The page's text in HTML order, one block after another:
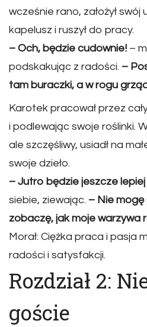
wcześnie rano, założył swój
kapelusz i ruszył do pracy.
– Och, będzie cudownie! –
podskakując z radości. –
tam buraczki, a w rogu
Karotek pracował przez
i podlewając swoje roślinki.
ale szczęśliwy, usiadł na
swoje dzieło.
– Jutro będzie jeszcze lepiej
siebie, ziewając. – Nie mogę
zobaczę, jak moje warzywa
Morał: Ciężka praca i pasja
radości i satysfakcji.
Rozdział 2:
goście